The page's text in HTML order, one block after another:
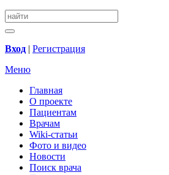
Вход | Регистрация
Меню
Главная
О проекте
Пациентам
Врачам
Wiki-статьи
Фото и видео
Новости
Поиск врача